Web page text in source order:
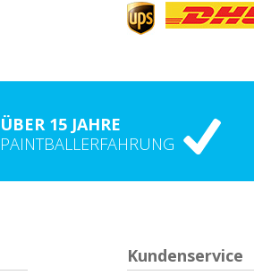
ÜBER 15 JAHRE
PAINTBALLERFAHRUNG
Kundenservice